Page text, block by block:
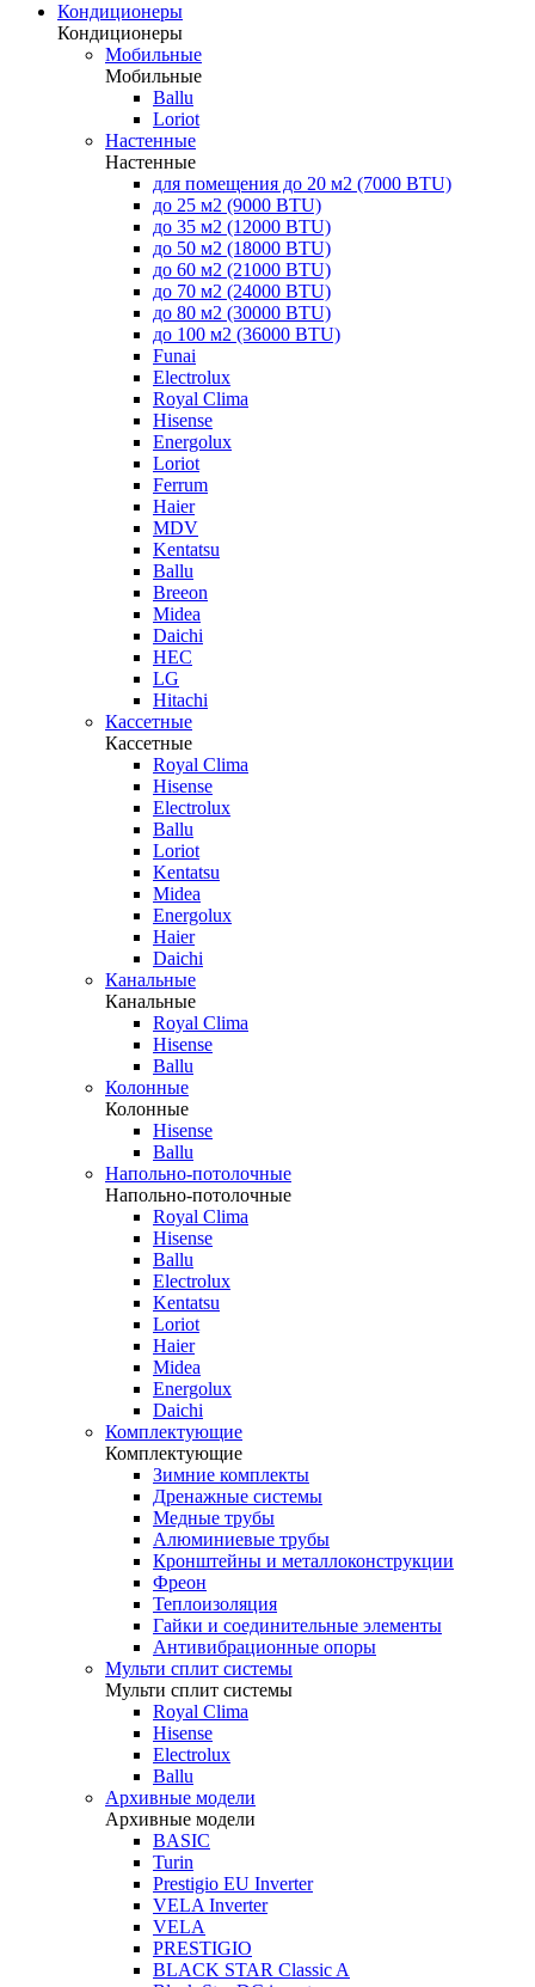
Кондиционеры
Кондиционеры
Мобильные
Мобильные
Ballu
Loriot
Настенные
Настенные
для помещения до 20 м2 (7000 BTU)
до 25 м2 (9000 BTU)
до 35 м2 (12000 BTU)
до 50 м2 (18000 BTU)
до 60 м2 (21000 BTU)
до 70 м2 (24000 BTU)
до 80 м2 (30000 BTU)
до 100 м2 (36000 BTU)
Funai
Electrolux
Royal Clima
Hisense
Energolux
Loriot
Ferrum
Haier
MDV
Kentatsu
Ballu
Breeon
Midea
Daichi
HEC
LG
Hitachi
Кассетные
Кассетные
Royal Clima
Hisense
Electrolux
Ballu
Loriot
Kentatsu
Midea
Energolux
Haier
Daichi
Канальные
Канальные
Royal Clima
Hisense
Ballu
Колонные
Колонные
Hisense
Ballu
Напольно-потолочные
Напольно-потолочные
Royal Clima
Hisense
Ballu
Electrolux
Kentatsu
Loriot
Haier
Midea
Energolux
Daichi
Комплектующие
Комплектующие
Зимние комплекты
Дренажные системы
Медные трубы
Алюминиевые трубы
Кронштейны и металлоконструкции
Фреон
Теплоизоляция
Гайки и соединительные элементы
Антивибрационные опоры
Мульти сплит системы
Мульти сплит системы
Royal Clima
Hisense
Electrolux
Ballu
Архивные модели
Архивные модели
BASIC
Turin
Prestigio EU Inverter
VELA Inverter
VELA
PRESTIGIO
BLACK STAR Classic A